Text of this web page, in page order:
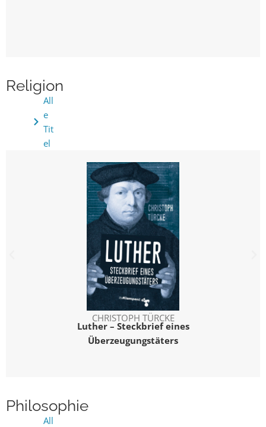
Religion
All
e
Tit
el
CHRISTOPH TÜRCKE
Luther – Steckbrief eines
Überzeugungstäters
Philosophie
All